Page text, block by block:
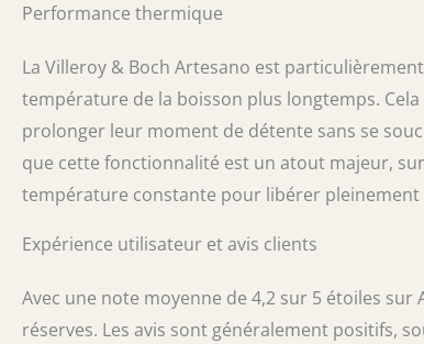
Performance thermique
La Villeroy & Boch Artesano est
température de la boisson plus longtemps.
prolonger leur moment de détente sans se
que cette fonctionnalité est un atout majeur,
température constante pour libérer pleinement
Expérience utilisateur et avis clients
Avec une note moyenne de 4,2 sur 5 étoiles
réserves. Les avis sont généralement positifs,